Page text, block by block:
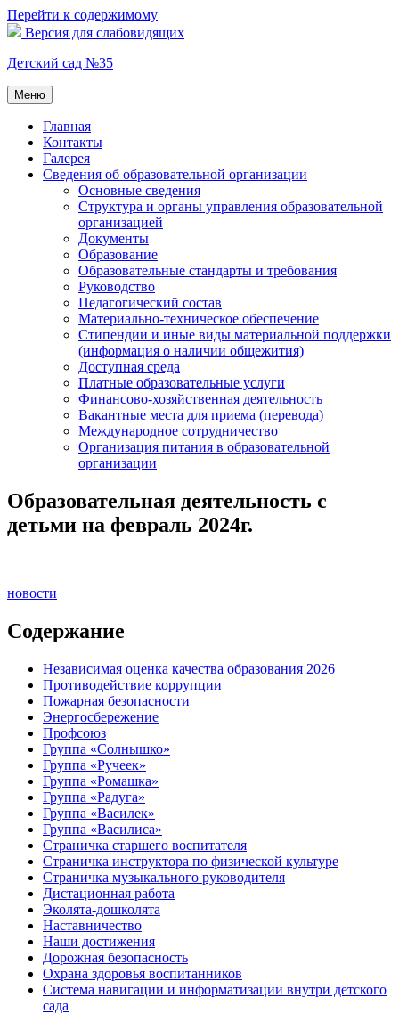
Перейти к содержимому
Версия для слабовидящих
Детский сад №35
Меню
Главная
Контакты
Галерея
Сведения об образовательной организации
Основные сведения
Структура и органы управления образовательной
организацией
Документы
Образование
Образовательные стандарты и требования
Руководство
Педагогический состав
Материально-техническое обеспечение
Стипендии и иные виды материальной поддержки
(информация о наличии общежития)
Доступная среда
Платные образовательные услуги
Финансово-хозяйственная деятельность
Вакантные места для приема (перевода)
Международное сотрудничество
Организация питания в образовательной
организации
Образовательная деятельность с
детьми на февраль 2024г.
новости
Содержание
Независимая оценка качества образования 2026
Противодействие коррупции
Пожарная безопасности
Энергосбережение
Профсоюз
Группа «Солнышко»
Группа «Ручеек»
Группа «Ромашка»
Группа «Радуга»
Группа «Василек»
Группа «Василиса»
Страничка старшего воспитателя
Страничка инструктора по физической культуре
Страничка музыкального руководителя
Дистационная работа
Эколята-дошколята
Наставничество
Наши достижения
Дорожная безопасность
Охрана здоровья воспитанников
Система навигации и информатизации внутри детского
сада